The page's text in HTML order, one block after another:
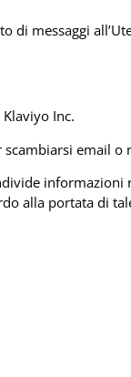
messaggi
Inc.
email
alla portata di